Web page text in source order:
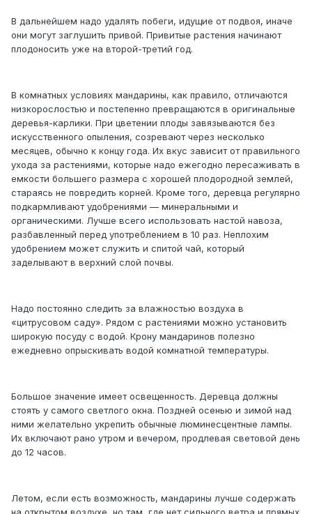
В дальнейшем надо удалять побеги, идущие от подвоя, иначе
они могут заглушить привой. Привитые растения начинают
плодоносить уже на второй-третий год.
В комнатных условиях мандарины, как правило, отличаются
низкорослостью и постепенно превращаются в оригинальные
деревья-карлики. При цветении плоды завязываются без
искусственного опыления, созревают через несколько
месяцев, обычно к концу года. Их вкус зависит от правильного
ухода за растениями, которые надо ежегодно пересаживать в
емкости большего размера с хорошей плодородной землей,
стараясь не повредить корней. Кроме того, деревца регулярно
подкармливают удобрениями — минеральными и
органическими. Лучше всего использовать настой навоза,
разбавленный перед употреблением в 10 раз. Неплохим
удобрением может служить и спитой чай, который
заделывают в верхний слой почвы.
Надо постоянно следить за влажностью воздуха в
«цитрусовом саду». Рядом с растениями можно установить
широкую посуду с водой. Крону мандаринов полезно
ежедневно опрыскивать водой комнатной температуры.
Большое значение имеет освещенность. Деревца должны
стоять у самого светлого окна. Поздней осенью и зимой над
ними желательно укрепить обычные люминесцентные лампы.
Их включают рано утром и вечером, продлевая световой день
до 12 часов.
Летом, если есть возможность, мандарины лучше содержать